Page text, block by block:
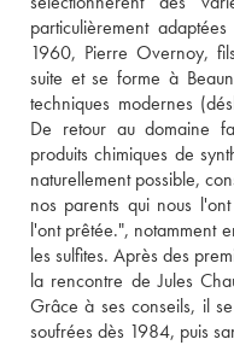
particulièrement
1960, Pierre Overnoy,
suite et se forme à
techniques modernes
De retour au domaine
produits chimiques de
naturellement possible,
nos parents qui nous
l'ont prêtée.", notamment
les sulfites. Après des
la rencontre de Jules
Grâce à ses conseils, il
soufrées dès 1984, puis